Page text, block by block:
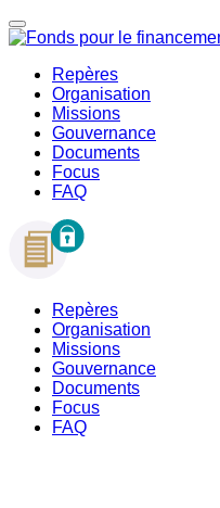
Repères
Organisation
Missions
Gouvernance
Documents
Focus
FAQ
Repères
Organisation
Missions
Gouvernance
Documents
Focus
FAQ